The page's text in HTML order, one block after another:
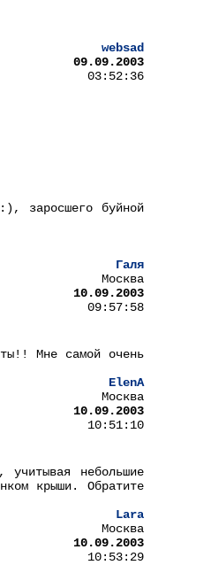
websad
09.09.2003
03:52:36
заросшего буйной
Галя
Москва
10.09.2003
09:57:58
Мне самой очень
ElenA
Москва
10.09.2003
10:51:10
небольшие
крыши. Обратите
Lara
Москва
10.09.2003
10:53:29